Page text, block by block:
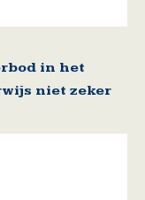
in het
niet zeker